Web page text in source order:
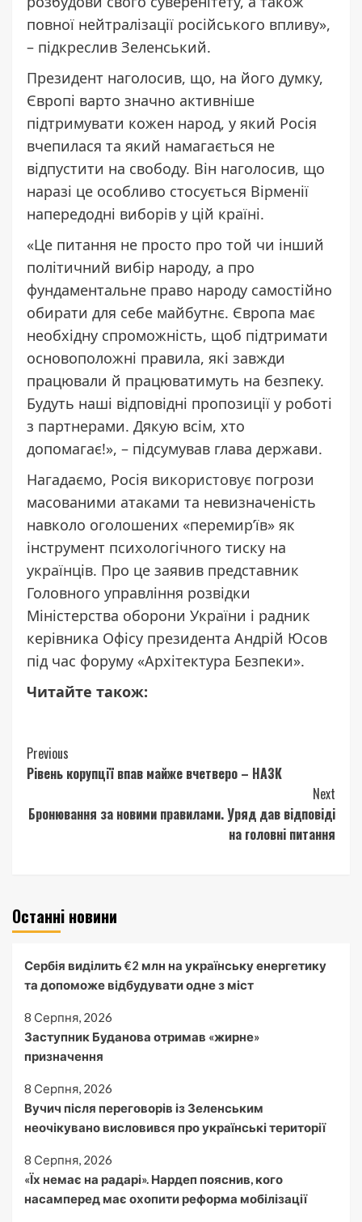
повної нейтралізації російського впливу»,
– підкреслив Зеленський.
Президент наголосив, що, на його думку,
Європі варто значно активніше
підтримувати кожен народ, у який Росія
вчепилася та який намагається не
відпустити на свободу. Він наголосив, що
наразі це особливо стосується Вірменії
напередодні виборів у цій країні.
«Це питання не просто про той чи інший
політичний вибір народу, а про
фундаментальне право народу самостійно
обирати для себе майбутнє. Європа має
необхідну спроможність, щоб підтримати
основоположні правила, які завжди
працювали й працюватимуть на безпеку.
Будуть наші відповідні пропозиції у роботі
з партнерами. Дякую всім, хто
допомагає!», – підсумував глава держави.
Нагадаємо, Росія використовує погрози
масованими атаками та невизначеність
навколо оголошених «перемир’їв» як
інструмент психологічного тиску на
українців. Про це заявив представник
Головного управління розвідки
Міністерства оборони України і радник
керівника Офісу президента Андрій Юсов
під час форуму «Архітектура Безпеки».
Читайте також:
Continue
Reading
Previous
Рівень корупції впав майже вчетверо – НАЗК
Next
Бронювання за новими правилами. Уряд дав відповіді
на головні питання
Останні новини
Сербія виділить €2 млн на українську енергетику
та допоможе відбудувати одне з міст
8 Серпня, 2026
Заступник Буданова отримав «жирне»
призначення
8 Серпня, 2026
Вучич після переговорів із Зеленським
неочікувано висловився про українські території
8 Серпня, 2026
«Їх немає на радарі». Нардеп пояснив, кого
насамперед має охопити реформа мобілізації